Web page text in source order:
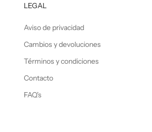
LEGAL
Aviso de privacidad
Cambios y devoluciones
Términos y condiciones
Contacto
FAQ's